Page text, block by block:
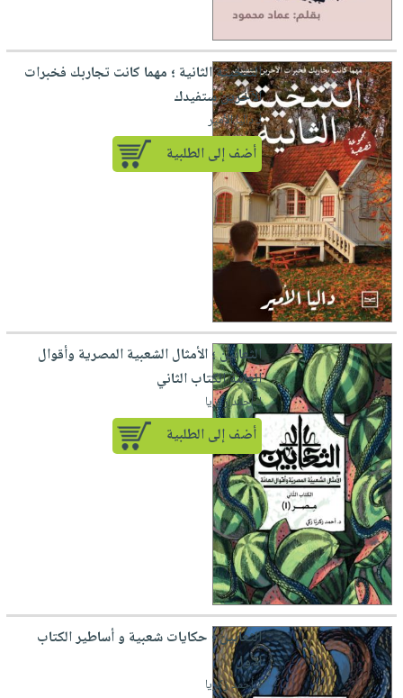
التتخيتة الثانية ؛ مهما كانت تجاربك فخبرات
الآخرين ستفيدك
لـ داليا الأمير
أضف إلى الطلبية
الثعابين ؛ الأمثال الشعبية المصرية وأقوال
العامة الكتاب الثاني
لـ أحمد زكريا
أضف إلى الطلبية
الثعابين ؛ حكايات شعبية و أساطير الكتاب
الأول
لـ أحمد زكريا